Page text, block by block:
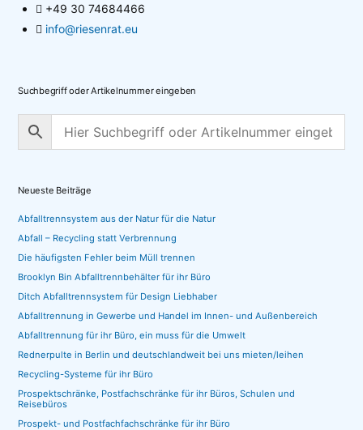
+49 30 74684466
info@riesenrat.eu
Suchbegriff oder Artikelnummer eingeben
Neueste Beiträge
Abfalltrennsystem aus der Natur für die Natur
Abfall – Recycling statt Verbrennung
Die häufigsten Fehler beim Müll trennen
Brooklyn Bin Abfalltrennbehälter für ihr Büro
Ditch Abfalltrennsystem für Design Liebhaber
Abfalltrennung in Gewerbe und Handel im Innen- und Außenbereich
Abfalltrennung für ihr Büro, ein muss für die Umwelt
Rednerpulte in Berlin und deutschlandweit bei uns mieten/leihen
Recycling-Systeme für ihr Büro
Prospektschränke, Postfachschränke für ihr Büros, Schulen und
Reisebüros
Prospekt- und Postfachfachschränke für ihr Büro